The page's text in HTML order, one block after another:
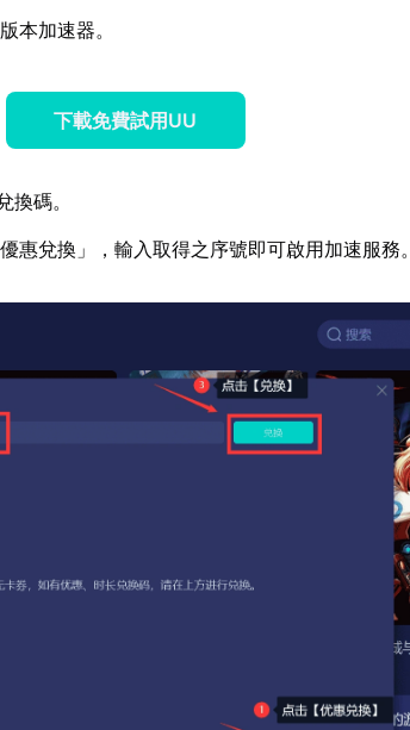
本加速器。
下載免費試用UU
碼。
惠兌換」，輸入取得之序號即可啟用加速服務。